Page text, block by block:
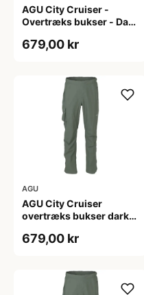
AGU City Cruiser -
Overtræks bukser - Dark
679,00 kr
AGU
AGU City Cruiser
overtræks bukser dark
679,00 kr